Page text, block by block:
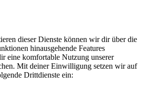
dieser Dienste können wir dir über die
hinausgehende Features
eine komfortable Nutzung unserer
Mit deiner Einwilligung setzen wir auf
Drittdienste ein: